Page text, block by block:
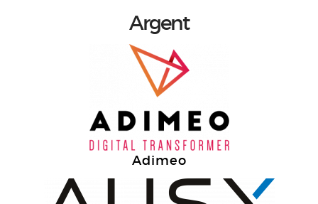
Argent
Adimeo